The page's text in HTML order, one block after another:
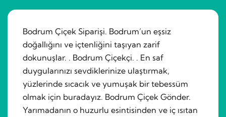
Bodrum Çiçek Siparişi. Bodrum’un eşsiz
doğallığını ve içtenliğini taşıyan zarif
dokunuşlar. . Bodrum Çiçekçi. . En saf
duygularınızı sevdiklerinize ulaştırmak,
yüzlerinde sıcacık ve yumuşak bir tebessüm
olmak için buradayız. Bodrum Çiçek Gönder.
Yarımadanın o huzurlu esintisinden ve iç ısıtan